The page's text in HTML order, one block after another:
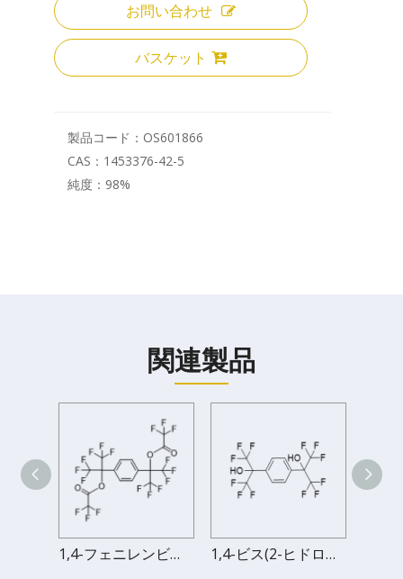
お問い合わせ
バスケット
製品コード： OS601866
CAS： 1453376-42-5
純度： 98%
関連製品
1,4-フェニレンビス(1,1,1,3,3,3-ヘキサフルオロプロパン-2,2-ジイル)ビス(2,2,2-トリフルオロ酢酸) 1,4-ビス(2-ヒドロキシヘキサフルオロイソプロピル)ベンゼン